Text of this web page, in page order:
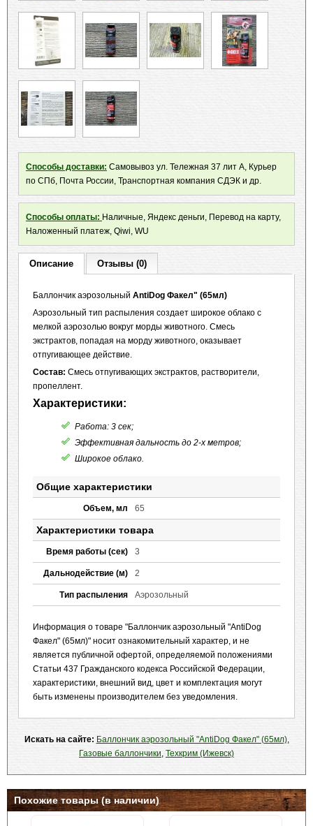
Способы доставки: Самовывоз ул. Тележная 37 лит А, Курьер
по СПб, Почта России, Транспортная компания СДЭК и др.
Способы оплаты: Наличные, Яндекс деньги, Перевод на карту,
Наложенный платеж, Qiwi, WU
Описание Отзывы (0)
Баллончик аэрозольный AntiDog Факел" (65мл)
Аэрозольный тип распыления создает широкое облако с
мелкой аэрозолью вокруг морды животного. Смесь
экстрактов, попадая на морду животного, оказывает
отпугивающее действие.
Состав: Смесь отпугивающих экстрактов, растворители,
пропеллент.
Характеристики:
Работа: 3 сек;
Эффективная дальность до 2-х метров;
Широкое облако.
Общие характеристики
Объем, мл 65
Характеристики товара
Время работы (сек) 3
Дальнодействие (м) 2
Тип распыления Аэрозольный
Информация о товаре "Баллончик аэрозольный "AntiDog
Факел" (65мл)" носит ознакомительный характер, и не
является публичной офертой, определяемой положениями
Статьи 437 Гражданского кодекса Российской Федерации,
характеристики, внешний вид, цвет и комплектация могут
быть изменены производителем без уведомления.
Искать на сайте: Баллончик аэрозольный "AntiDog Факел" (65мл),
Газовые баллончики, Техкрим (Ижевск)
Похожие товары (в наличии)